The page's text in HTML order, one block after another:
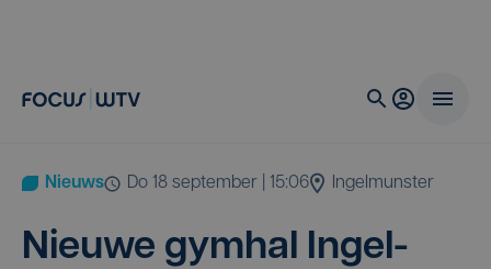
Nieuws do 18 september | 15:06 Ingelmunster
Nieu­we gym­hal Ingel­